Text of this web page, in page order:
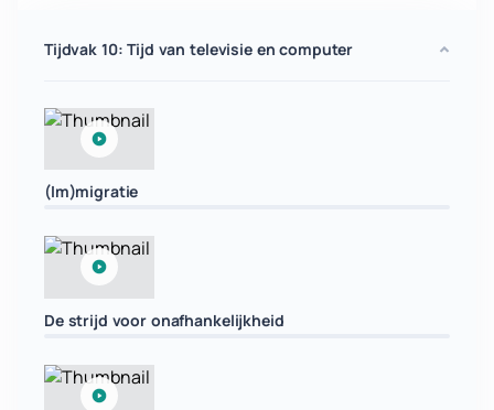
Tijdvak 10: Tijd van televisie en computer
(Im)migratie
De strijd voor onafhankelijkheid